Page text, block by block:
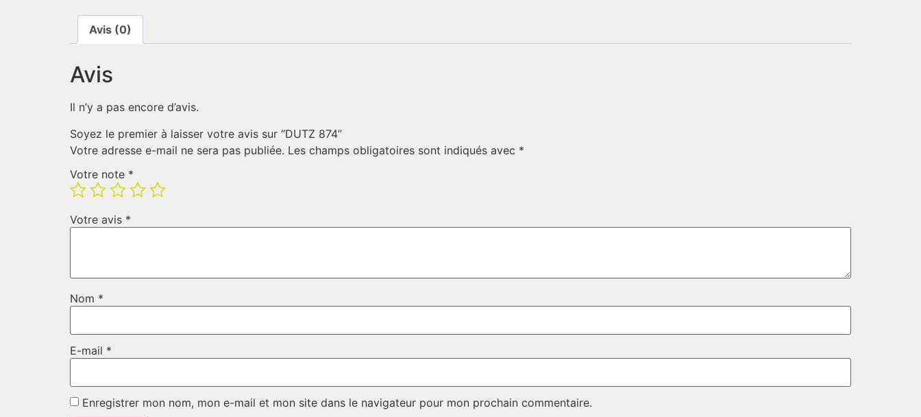
Avis (0)
Avis
Il n’y a pas encore d’avis.
Soyez le premier à laisser votre avis sur “DUTZ 874”
Votre adresse e-mail ne sera pas publiée. Les champs obligatoires sont indiqués avec *
Votre note *
Votre avis *
Nom *
E-mail *
Enregistrer mon nom, mon e-mail et mon site dans le navigateur pour mon prochain commentaire.